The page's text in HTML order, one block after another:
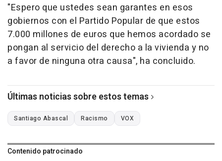
"Espero que ustedes sean garantes en esos
gobiernos con el Partido Popular de que estos
7.000 millones de euros que hemos acordado se
pongan al servicio del derecho a la vivienda y no
a favor de ninguna otra causa", ha concluido.
Últimas noticias sobre estos temas
Santiago Abascal Racismo VOX
Contenido patrocinado